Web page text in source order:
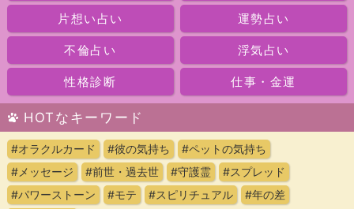
片想い占い 運勢占い
不倫占い 浮気占い
性格診断 仕事・金運
HOTなキーワード
#オラクルカード #彼の気持ち
#ペットの気持ち
#メッセージ
#前世・過去世 #守護霊
#スプレッド
#パワーストーン
#モテ #スピリチュアル
#年の差